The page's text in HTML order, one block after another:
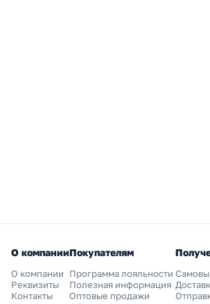
О компании
О компании
Реквизиты
Контакты
Покупателям
Программа лояльности
Полезная информация
Оптовые продажи